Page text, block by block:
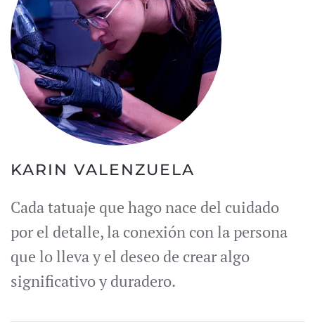
KARIN VALENZUELA
Cada tatuaje que hago nace del cuidado
por el detalle, la conexión con la persona
que lo lleva y el deseo de crear algo
significativo y duradero.